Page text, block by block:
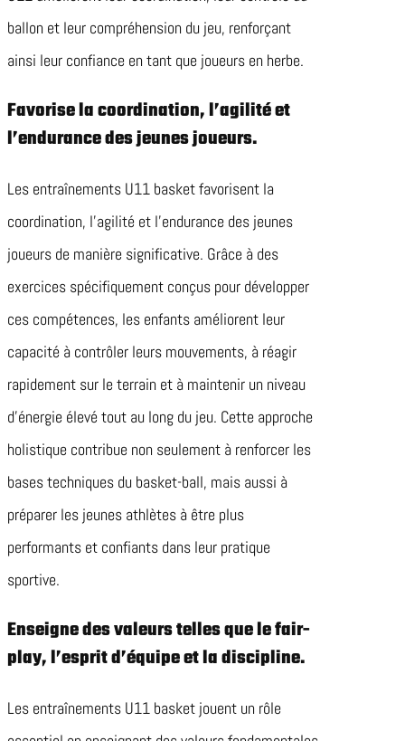
ballon et leur compréhension du jeu, renforçant
ainsi leur confiance en tant que joueurs en herbe.
Favorise la coordination, l’agilité et
l’endurance des jeunes joueurs.
Les entraînements U11 basket favorisent la
coordination, l’agilité et l’endurance des jeunes
joueurs de manière significative. Grâce à des
exercices spécifiquement conçus pour développer
ces compétences, les enfants améliorent leur
capacité à contrôler leurs mouvements, à réagir
rapidement sur le terrain et à maintenir un niveau
d’énergie élevé tout au long du jeu. Cette approche
holistique contribue non seulement à renforcer les
bases techniques du basket-ball, mais aussi à
préparer les jeunes athlètes à être plus
performants et confiants dans leur pratique
sportive.
Enseigne des valeurs telles que le fair-
play, l’esprit d’équipe et la discipline.
Les entraînements U11 basket jouent un rôle